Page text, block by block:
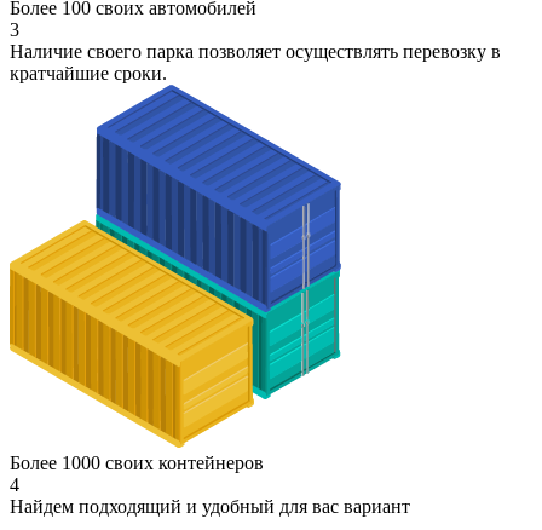
Более 100 своих автомобилей
3
Наличие своего парка позволяет осуществлять перевозку в
кратчайшие сроки.
Более 1000 своих контейнеров
4
Найдем подходящий и удобный для вас вариант